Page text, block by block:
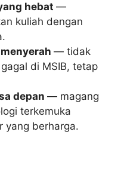
hebat —
kuliah dengan
— tidak
di MSIB, tetap
depan — magang
terkemuka
yang berharga.